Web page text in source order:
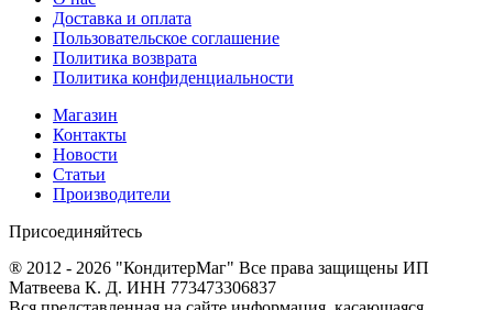
Доставка и оплата
Пользовательское соглашение
Политика возврата
Политика конфиденциальности
Магазин
Контакты
Новости
Статьи
Производители
Присоединяйтесь
® 2012 - 2026 "КондитерМаг" Все права защищены ИП
Матвеева К. Д. ИНН 773473306837